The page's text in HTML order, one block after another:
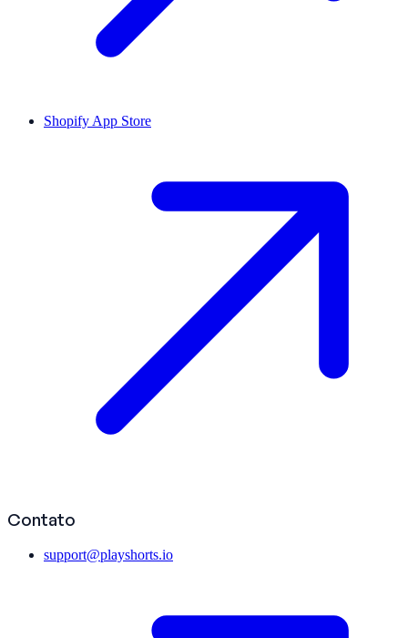
Shopify App Store
Contato
support@playshorts.io